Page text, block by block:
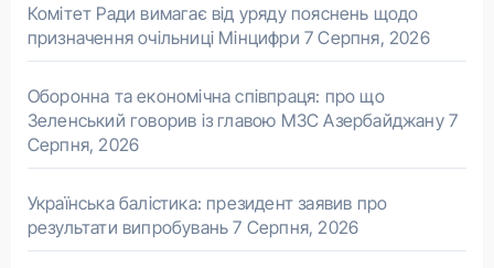
Комітет Ради вимагає від уряду пояснень щодо
призначення очільниці Мінцифри 7 Серпня, 2026
Оборонна та економічна співпраця: про що
Зеленський говорив із главою МЗС Азербайджану 7
Серпня, 2026
Українська балістика: президент заявив про
результати випробувань 7 Серпня, 2026